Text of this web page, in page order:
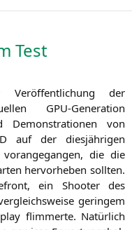
Test
Ver­öf­fent­li­chung der
GPU-Gene­ra­ti­on
Demons­tra­tio­nen von
auf der dies­jäh­ri­gen
die die
her­vor­he­ben soll­ten.
ein Shoo­ter des
gerin­gem
flim­mer­te. Natür­lich